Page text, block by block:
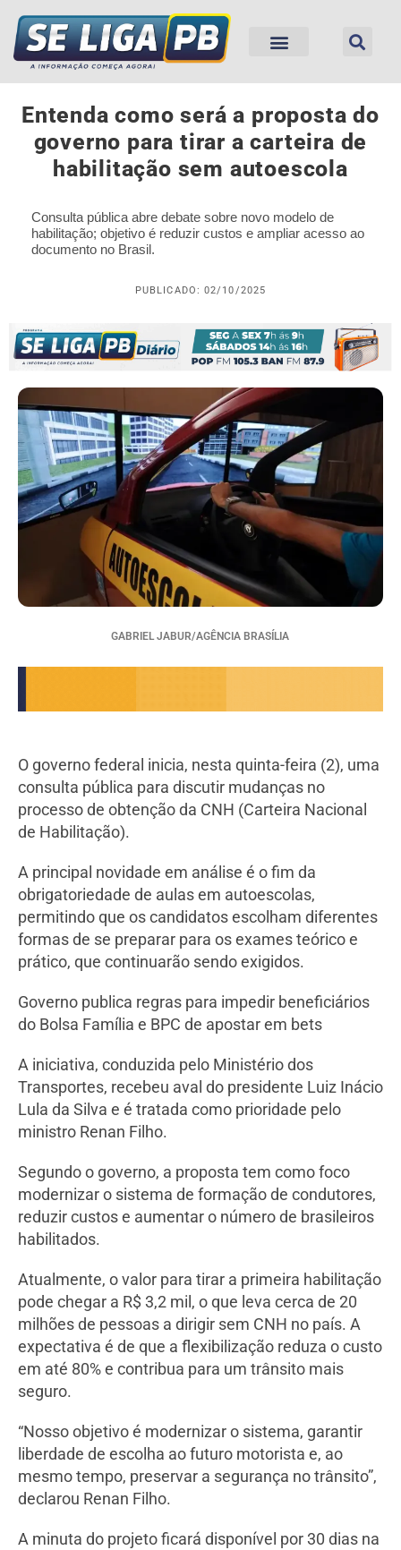
Entenda como será a proposta do
governo para tirar a carteira de
habilitação sem autoescola
Consulta pública abre debate sobre novo modelo de
habilitação; objetivo é reduzir custos e ampliar acesso ao
documento no Brasil.
PUBLICADO: 02/10/2025
GABRIEL JABUR/AGÊNCIA BRASÍLIA
O governo federal inicia, nesta quinta-feira (2), uma
consulta pública para discutir mudanças no
processo de obtenção da CNH (Carteira Nacional
de Habilitação).
A principal novidade em análise é o fim da
obrigatoriedade de aulas em autoescolas,
permitindo que os candidatos escolham diferentes
formas de se preparar para os exames teórico e
prático, que continuarão sendo exigidos.
Governo publica regras para impedir beneficiários
do Bolsa Família e BPC de apostar em bets
A iniciativa, conduzida pelo Ministério dos
Transportes, recebeu aval do presidente Luiz Inácio
Lula da Silva e é tratada como prioridade pelo
ministro Renan Filho.
Segundo o governo, a proposta tem como foco
modernizar o sistema de formação de condutores,
reduzir custos e aumentar o número de brasileiros
habilitados.
Atualmente, o valor para tirar a primeira habilitação
pode chegar a R$ 3,2 mil, o que leva cerca de 20
milhões de pessoas a dirigir sem CNH no país. A
expectativa é de que a flexibilização reduza o custo
em até 80% e contribua para um trânsito mais
seguro.
“Nosso objetivo é modernizar o sistema, garantir
liberdade de escolha ao futuro motorista e, ao
mesmo tempo, preservar a segurança no trânsito”,
declarou Renan Filho.
A minuta do projeto ficará disponível por 30 dias na